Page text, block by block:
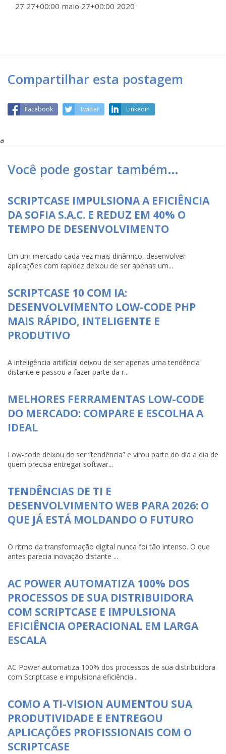
27 27+00:00 maio 27+00:00 2020
Compartilhar esta postagem
Facebook Twitter Linkedin
a
Você pode gostar também…
SCRIPTCASE IMPULSIONA A EFICIÊNCIA
DA SOFIA S.A.C. E REDUZ EM 40% O
TEMPO DE DESENVOLVIMENTO
Em um mercado cada vez mais dinâmico, desenvolver
aplicações com rapidez deixou de ser apenas um...
SCRIPTCASE 10 COM IA:
DESENVOLVIMENTO LOW-CODE PHP
MAIS RÁPIDO, INTELIGENTE E
PRODUTIVO
A inteligência artificial deixou de ser apenas uma tendência
distante e passou a fazer parte da r...
MELHORES FERRAMENTAS LOW-CODE
DO MERCADO: COMPARE E ESCOLHA A
IDEAL
Low-code deixou de ser “tendência” e virou parte do dia a dia de
quem precisa entregar softwar...
TENDÊNCIAS DE TI E
DESENVOLVIMENTO WEB PARA 2026: O
QUE JÁ ESTÁ MOLDANDO O FUTURO
O ritmo da transformação digital nunca foi tão intenso. O que
antes parecia inovação distante ...
AC POWER AUTOMATIZA 100% DOS
PROCESSOS DE SUA DISTRIBUIDORA
COM SCRIPTCASE E IMPULSIONA
EFICIÊNCIA OPERACIONAL EM LARGA
ESCALA
AC Power automatiza 100% dos processos de sua distribuidora
com Scriptcase e impulsiona eficiência...
COMO A TI-VISION AUMENTOU SUA
PRODUTIVIDADE E ENTREGOU
APLICAÇÕES PROFISSIONAIS COM O
SCRIPTCASE